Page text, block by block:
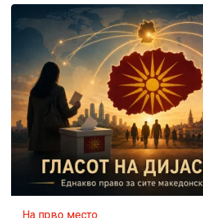
На прво место